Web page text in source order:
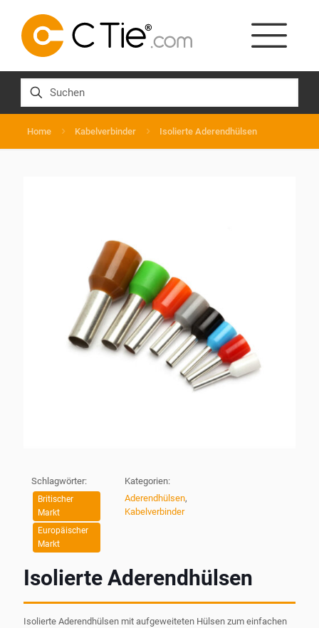
Home Kabelverbinder Isolierte Aderendhülsen
Schlagwörter:
Britischer
Markt
Europäischer
Markt
Kategorien:
Aderendhülsen,
Kabelverbinder
Isolierte Aderendhülsen
Isolierte Aderendhülsen mit aufgeweiteten Hülsen zum einfachen